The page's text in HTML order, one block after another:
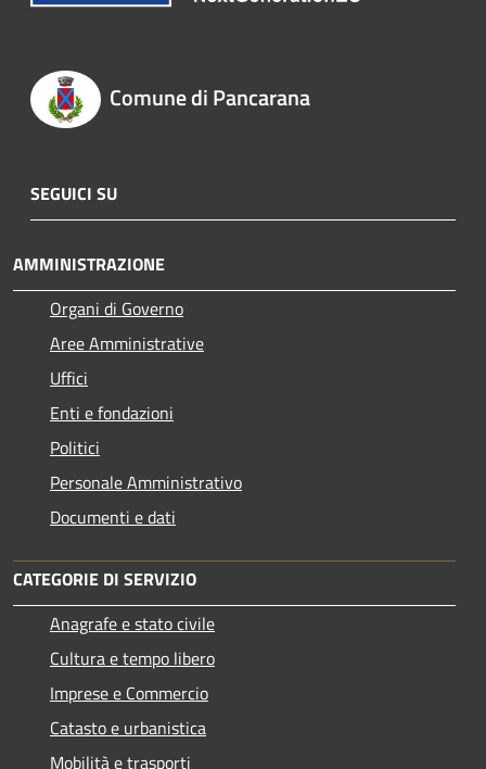
Comune di Pancarana
SEGUICI SU
AMMINISTRAZIONE
Organi di Governo
Aree Amministrative
Uffici
Enti e fondazioni
Politici
Personale Amministrativo
Documenti e dati
CATEGORIE DI SERVIZIO
Anagrafe e stato civile
Cultura e tempo libero
Imprese e Commercio
Catasto e urbanistica
Mobilità e trasporti